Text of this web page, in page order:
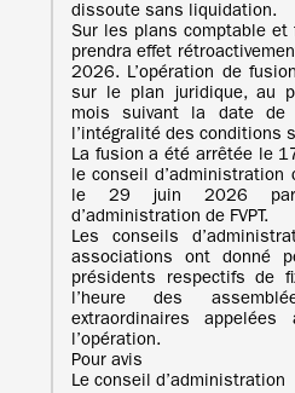
dissoute sans liquidation.
Sur les plans comptable et
prendra effet
2026. L’opération de
sur le plan juridique, au
mois suivant la date de
l’intégralité des conditions
La fusion a été arrêtée le
le conseil d’administration
le 29 juin 2026
d’administration de FVPT.
Les conseils
associations ont donné
présidents respectifs de
l’heure des
extraordinaires
l’opération.
Pour avis
Le conseil d’administration